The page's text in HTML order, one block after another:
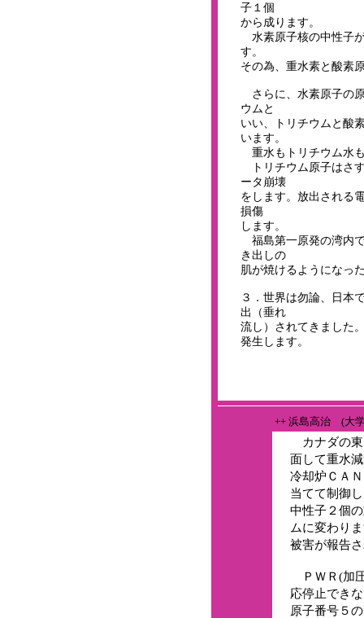
子１個
から成ります。
水素原子核の中性子
す。
その為、重水素と酸素
さらに、水素原子の
ウムと
いい、トリチウムと酸
います。
重水もトリチウム水
トリチウム原子はさ
ータ崩壊
をします。放出される
損傷
します。
福島第一原発の湾内
き出しの
肌が焼けるようになっ
３．世界は勿論、日本
出（垂れ
流し）されてきました
発生します。
++ 浜島高治 (大
カナダの東
面して重水
冷却炉ＣＡ
当てて制御
中性子２個
ムに変わり
被害が報告
ＰＷＲ(加
応停止でき
原子番号５